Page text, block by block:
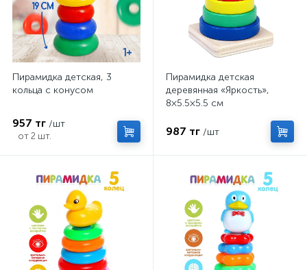
Пирамидка детская, 3
кольца с конусом
957 тг /шт
от 2 шт.
Пирамидка детская
деревянная «Яркость»,
8×5.5×5.5 см
987 тг /шт